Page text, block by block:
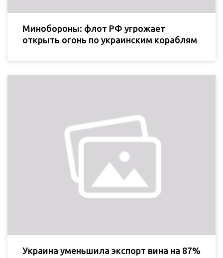
Минобороны: флот РФ угрожает
открыть огонь по украинским кораблям
Украина уменьшила экспорт вина на 87%